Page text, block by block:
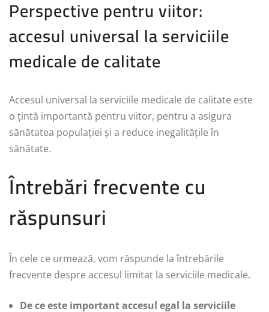
Perspective pentru viitor:
accesul universal la serviciile
medicale de calitate
Accesul universal la serviciile medicale de calitate este
o țintă importantă pentru viitor, pentru a asigura
sănătatea populației și a reduce inegalitățile în
sănătate.
Întrebări frecvente cu
răspunsuri
În cele ce urmează, vom răspunde la întrebările
frecvente despre accesul limitat la serviciile medicale.
De ce este important accesul egal la serviciile